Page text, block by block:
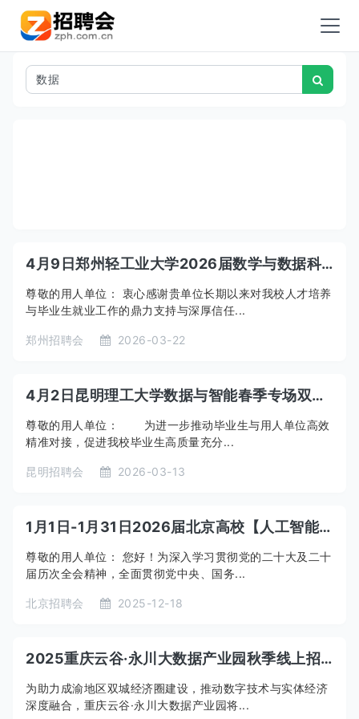
4月9日郑州轻工业大学2026届数学与数据科学类毕业生专场双选会
尊敬的用人单位： 衷心感谢贵单位长期以来对我校人才培养
与毕业生就业工作的鼎力支持与深厚信任...
郑州招聘会 2026-03-22
4月2日昆明理工大学数据与智能春季专场双选会
尊敬的用人单位： 为进一步推动毕业生与用人单位高效
精准对接，促进我校毕业生高质量充分...
昆明招聘会 2026-03-13
1月1日-1月31日2026届北京高校【人工智能、大数据、低空经济、网络安全专场】网络双选会
尊敬的用人单位： 您好！为深入学习贯彻党的二十大及二十
届历次全会精神，全面贯彻党中央、国务...
北京招聘会 2025-12-18
2025重庆云谷·永川大数据产业园秋季线上招聘会启幕
为助力成渝地区双城经济圈建设，推动数字技术与实体经济
深度融合，重庆云谷·永川大数据产业园将...